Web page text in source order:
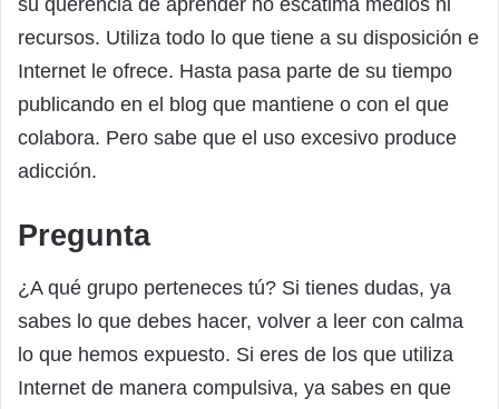
recursos. Utiliza todo lo que tiene a su disposición e
Internet le ofrece. Hasta pasa parte de su tiempo
publicando en el blog que mantiene o con el que
colabora. Pero sabe que el uso excesivo produce
adicción.
Pregunta
¿A qué grupo perteneces tú? Si tienes dudas, ya
sabes lo que debes hacer, volver a leer con calma
lo que hemos expuesto. Si eres de los que utiliza
Internet de manera compulsiva, ya sabes en que